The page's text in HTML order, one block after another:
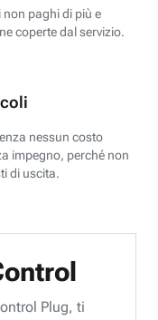
non paghi di più e
coperte dal servizio.
nessun costo
impegno, perché non
di uscita.
Plug, ti